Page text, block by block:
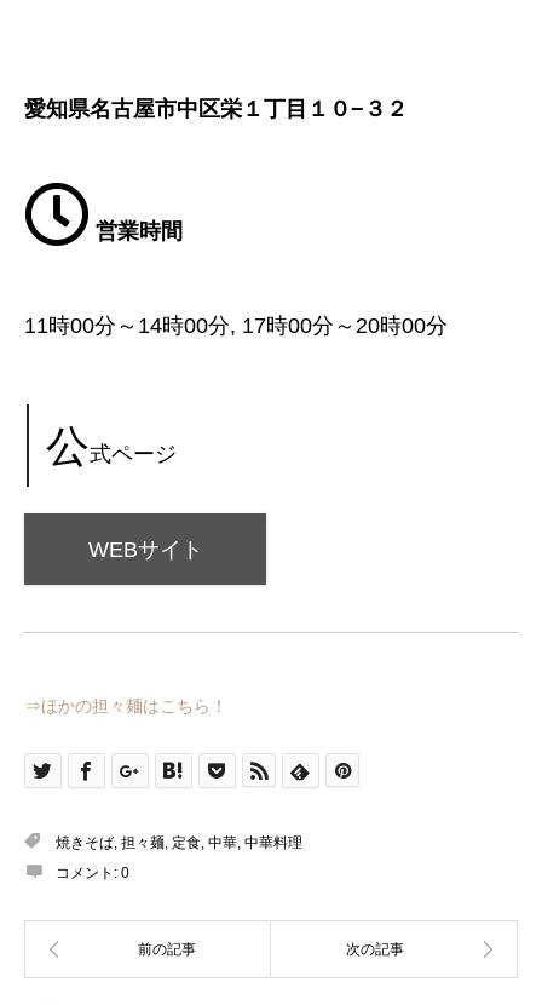
愛知県名古屋市中区栄１丁目１０−３２
営業時間
11時00分～14時00分, 17時00分～20時00分
公式ページ
WEBサイト
⇒ほかの担々麺はこちら！
焼きそば, 担々麺, 定食, 中華, 中華料理
コメント: 0